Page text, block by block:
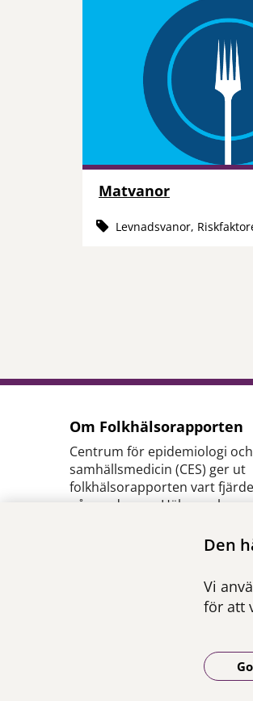
Den
Vi
för att
Matvanor
Levnadsvanor,
Om Folkhälsorapporten
Centrum för epidemiologi och
samhällsmedicin (CES) ger ut
folkhälsorapporten vart
på uppdrag av Hälso- och